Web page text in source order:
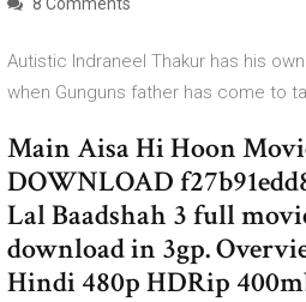
Autistic Indraneel Thakur has his
when Gunguns father has come to
Main Aisa Hi Hoon
DOWNLOAD
Lal Baadshah 3 full
download in 3gp.
Hindi 480p HDRip